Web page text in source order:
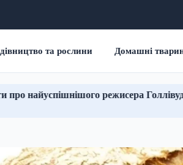
та рослини Домашні
режисера Голлівуду Що